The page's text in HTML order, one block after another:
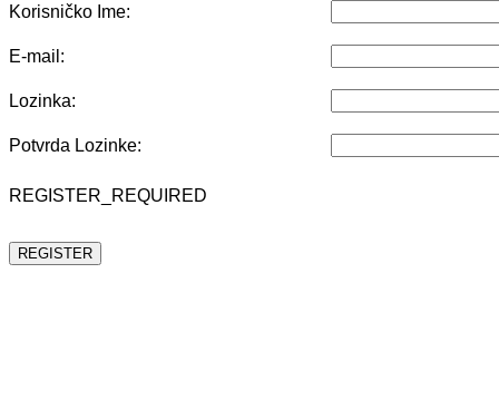
Korisničko Ime:
E-mail:
Lozinka:
Potvrda Lozinke:
REGISTER_REQUIRED
REGISTER